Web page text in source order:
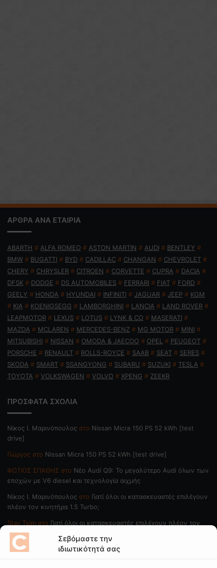
Σεβόμαστε την
ιδιωτικότητά σας
ΑΡΘΡΑ ΑΝΑ ΕΤΑΙΡΙΑ
ABARTH # ALFA ROMEO # ASTON MARTIN # AUDI # BENTLEY #
BMW # BUGATTI # BYD # CADILLAC # CHANGAN # CHEVROLET #
CHERY # CHRYSLER # CITROEN # CORVETTE # CUPRA # DACIA #
DFSK # DODGE # DS AUTOMOBILES # FERRARI # FIAT # FORD #
GEELY # HONDA # HYUNDAI # INFINITI # JAGUAR # JEEP # KGM
# KIA # KOENIGSEGG # LAMBORGHINI # LANCIA # LAND ROVER #
LEAPMOTOR # LEXUS # LOTUS # LYNK & CO # MASERATI #
MAZDA # MCLAREN # MERCEDES-BENZ # MG MOTOR # MINI #
MITSUBISHI # NISSAN # OMODA & JAECOO # OPEL # PEUGEOT #
PORSCHE # RENAULT # ROLLS-ROYCE # SAAB # SEAT # SERES #
SKODA # SMART # SSANGYONG # SUBARU # SUZUKI # TESLA #
TOYOTA # VOLKSWAGEN # VOLVO # XPENG # ZEEKR
ΠΡΟΣΦΑΤΑ ΣΧΟΛΙΑ
Nίκος Ι. Mαρινόπουλος στο Nissan Micra 150 PS 52 kWh [test
drive]
Γιώργος στο Nissan Micra 150 PS 52 kWh [test drive]
ΦΩΤΙΟΣ ΣΠΑΘΗΣ στο Νέο Audi Q9: Το μεγαλύτερο Audi όλων των
εποχών με V6 diesel και τεχνολογία αιχμής
Nίκος Ι. Mαρινόπουλος στο Γιατί όλοι οι κατασκευαστές επιλέγουν
πλέον τον κινητήρα 1.5 Turbo;
Stav Tsim στο Γιατί όλοι οι κατασκευαστές επιλέγουν πλέον τον
κινητήρα 1.5 Turbo;